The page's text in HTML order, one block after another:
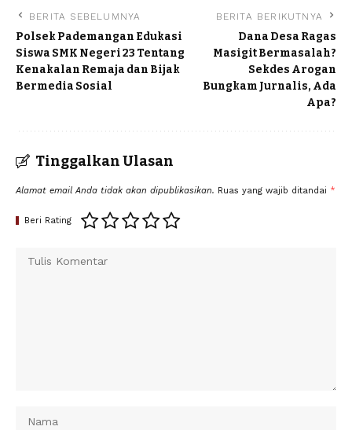
BERITA SEBELUMNYA
Polsek Pademangan Edukasi
Siswa SMK Negeri 23 Tentang
Kenakalan Remaja dan Bijak
Bermedia Sosial
BERITA BERIKUTNYA
Dana Desa Ragas
Masigit Bermasalah?
Sekdes Arogan
Bungkam Jurnalis, Ada
Apa?
Tinggalkan Ulasan
Alamat email Anda tidak akan dipublikasikan. Ruas yang wajib ditandai *
Beri Rating